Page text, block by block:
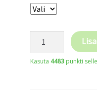
Portwest
Kasuta 4483 punkti